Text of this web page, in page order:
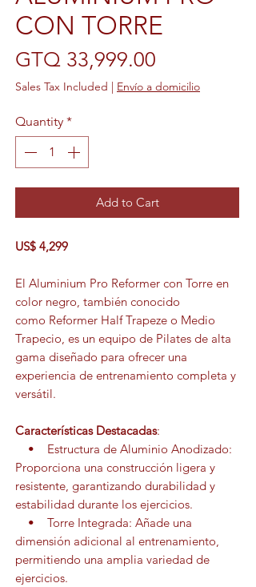
CON TORRE
GTQ 33,999.00
Sales Tax Included | Envío a domicilio
Quantity *
Add to Cart
US$ 4,299
El Aluminium Pro Reformer con Torre en
color negro, también conocido
como Reformer Half Trapeze o Medio
Trapecio, es un equipo de Pilates de alta
gama diseñado para ofrecer una
experiencia de entrenamiento completa y
versátil.
Características Destacadas:
• Estructura de Aluminio Anodizado:
Proporciona una construcción ligera y
resistente, garantizando durabilidad y
estabilidad durante los ejercicios.
• Torre Integrada: Añade una
dimensión adicional al entrenamiento,
permitiendo una amplia variedad de
ejercicios.